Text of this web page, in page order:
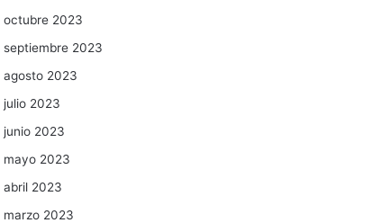
octubre 2023
septiembre 2023
agosto 2023
julio 2023
junio 2023
mayo 2023
abril 2023
marzo 2023